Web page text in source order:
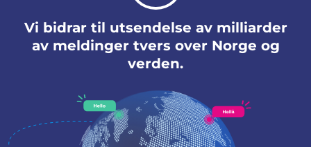
Vi bidrar til utsendelse av milliarder
av meldinger tvers over Norge og
verden.